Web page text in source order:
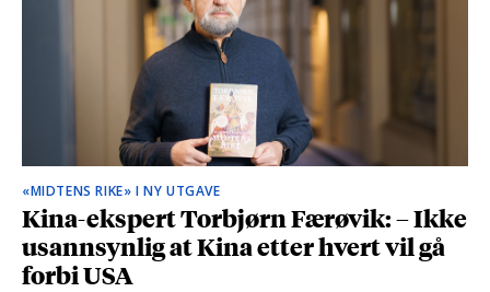
«MIDTENS RIKE» I NY UTGAVE
Kina-ekspert Torbjørn Færøvik: – Ikke
usannsynlig at Kina etter hvert vil gå
forbi USA